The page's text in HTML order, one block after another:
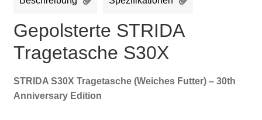
Gepolsterte STRIDA
Tragetasche S30X
STRIDA S30X Tragetasche (Weiches Futter) – 30th
Anniversary Edition